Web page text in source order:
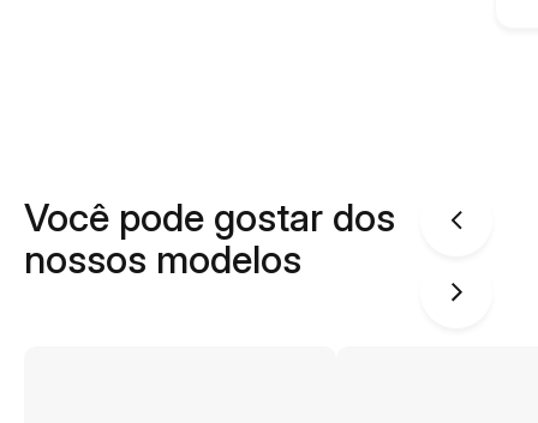
Você pode gostar dos
nossos modelos